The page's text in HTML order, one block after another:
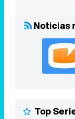
Noticias
Top